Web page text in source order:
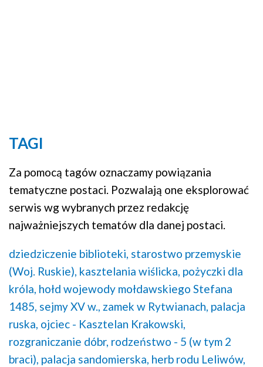
TAGI
Za pomocą tagów oznaczamy powiązania
tematyczne postaci. Pozwalają one eksplorować
serwis wg wybranych przez redakcję
najważniejszych tematów dla danej postaci.
dziedziczenie biblioteki, starostwo przemyskie
(Woj. Ruskie), kasztelania wiślicka, pożyczki dla
króla, hołd wojewody mołdawskiego Stefana
1485, sejmy XV w., zamek w Rytwianach, palacja
ruska, ojciec - Kasztelan Krakowski,
rozgraniczanie dóbr, rodzeństwo - 5 (w tym 2
braci), palacja sandomierska, herb rodu Leliwów,